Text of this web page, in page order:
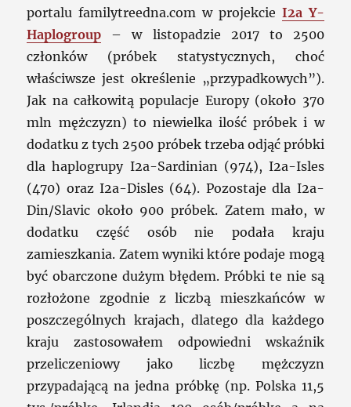
portalu familytreedna.com w projekcie I2a Y-
Haplogroup – w listopadzie 2017 to 2500
członków (próbek statystycznych, choć
właściwsze jest określenie „przypadkowych”).
Jak na całkowitą populacje Europy (około 370
mln mężczyzn) to niewielka ilość próbek i w
dodatku z tych 2500 próbek trzeba odjąć próbki
dla haplogrupy I2a-Sardinian (974), I2a-Isles
(470) oraz I2a-Disles (64). Pozostaje dla I2a-
Din/Slavic około 900 próbek. Zatem mało, w
dodatku część osób nie podała kraju
zamieszkania. Zatem wyniki które podaje mogą
być obarczone dużym błędem. Próbki te nie są
rozłożone zgodnie z liczbą mieszkańców w
poszczególnych krajach, dlatego dla każdego
kraju zastosowałem odpowiedni wskaźnik
przeliczeniowy jako liczbę mężczyzn
przypadającą na jedna próbkę (np. Polska 11,5